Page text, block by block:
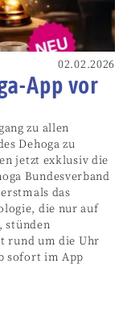
02.02.2026
App vor
zu allen
Dehoga zu
jetzt exklusiv die
Bundesverband
das
die nur auf
stünden
rund um die Uhr
sofort im App